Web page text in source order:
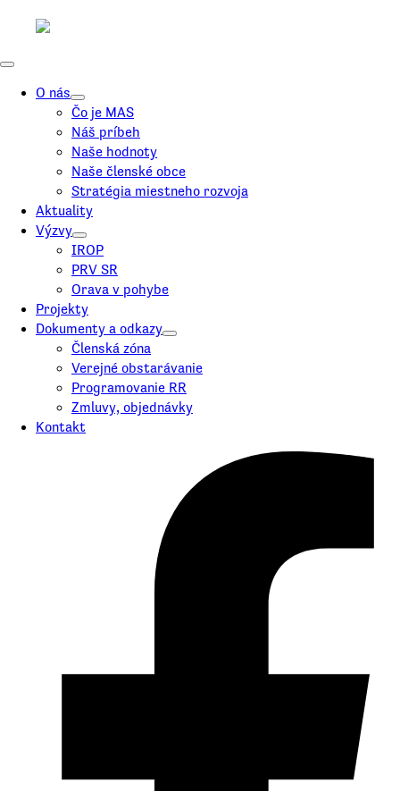
O nás
Čo je MAS
Náš príbeh
Naše hodnoty
Naše členské obce
Stratégia miestneho rozvoja
Aktuality
Výzvy
IROP
PRV SR
Orava v pohybe
Projekty
Dokumenty a odkazy
Členská zóna
Verejné obstarávanie
Programovanie RR
Zmluvy, objednávky
Kontakt